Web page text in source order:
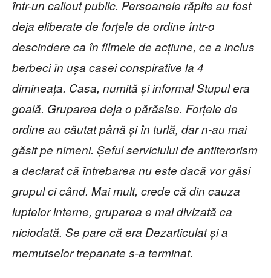
într-un callout public. Persoanele răpite au fost
deja eliberate de forțele de ordine într-o
descindere ca în filmele de acțiune, ce a inclus
berbeci în ușa casei conspirative la 4
dimineața. Casa, numită și informal Stupul era
goală. Gruparea deja o părăsise. Forțele de
ordine au căutat până și în turlă, dar n-au mai
găsit pe nimeni. Șeful serviciului de antiterorism
a declarat că întrebarea nu este dacă vor găsi
grupul ci când. Mai mult, crede că din cauza
luptelor interne, gruparea e mai divizată ca
niciodată. Se pare că era Dezarticulat și a
memutselor trepanate s-a terminat.